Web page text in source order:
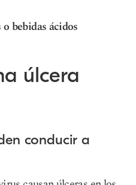
bebidas ácidos
úlcera
conducir a